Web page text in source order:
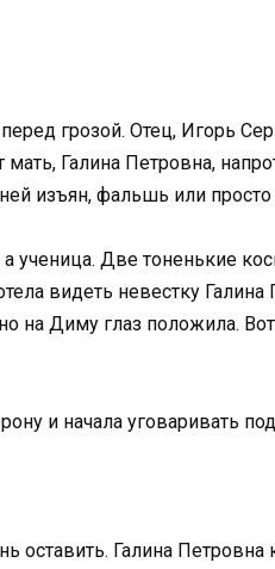
грозой. Отец, Игорь
Галина Петровна,
изъян, фальшь или просто
ученица. Две тоненькие
видеть невестку Галина
на Диму глаз положила.
и начала уговаривать
Галина Петровна